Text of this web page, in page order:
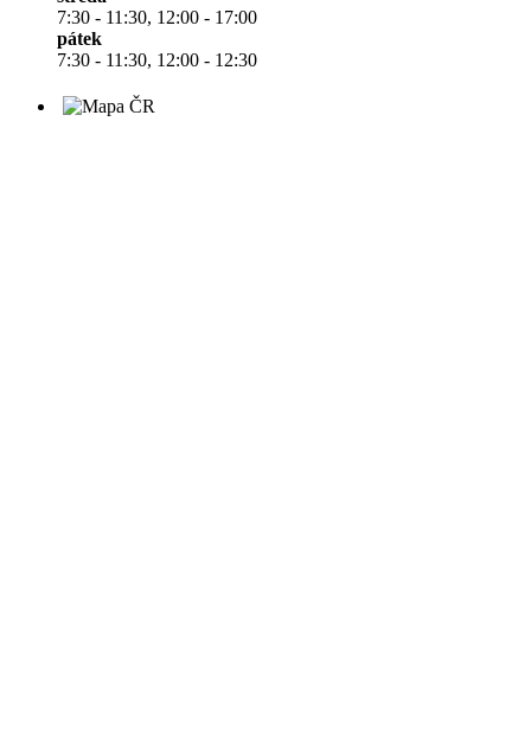
7:30 - 11:30, 12:00 - 17:00
pátek
7:30 - 11:30, 12:00 - 12:30